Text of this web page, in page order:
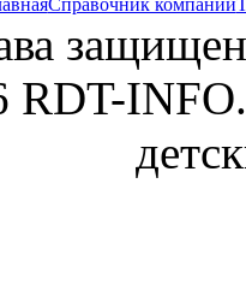
Справочник компаний